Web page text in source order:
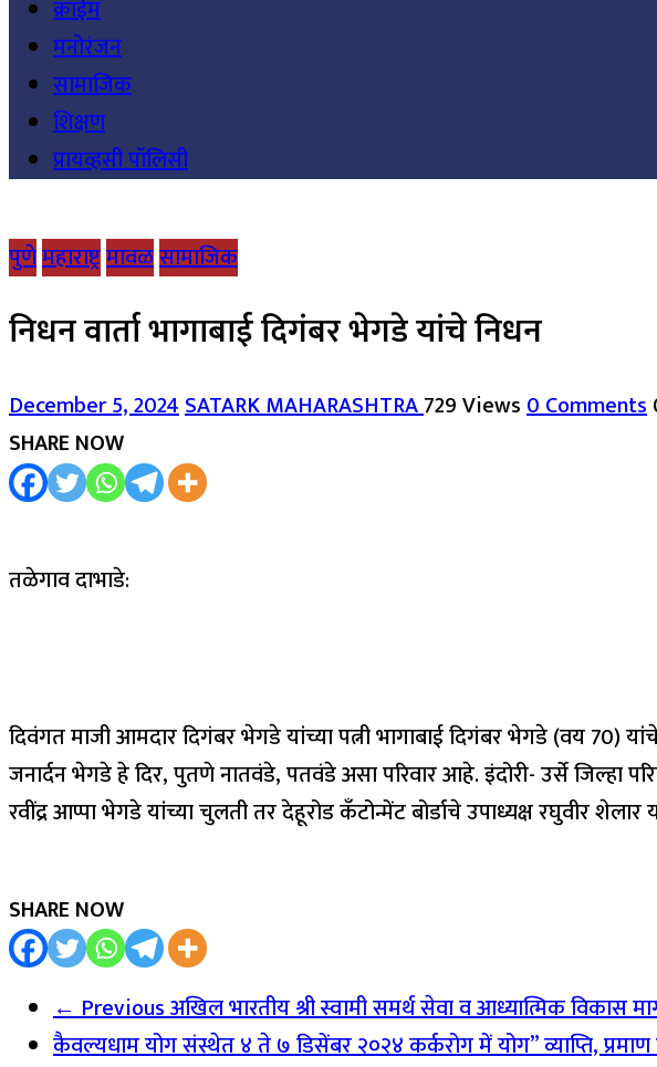
क्राईम
मनोरंजन
सामाजिक
शिक्षण
प्रायव्हसी पॉलिसी
पुणेमहाराष्ट्रमावळसामाजिक
निधन वार्ता भागाबाई दिगंबर भेगडे यांचे निधन
December 5, 2024SATARK MAHARASHTRA729 Views0 Comments
SHARE NOW
तळेगाव दाभाडे:
दिवंगत माजी आमदार दिगंबर भेगडे यांच्या पत्नी भागाबाई दिगंबर भेगडे (वय 70)
जनार्दन भेगडे हे दिर, पुतणे नातवंडे, पतवंडे असा परिवार आहे. इंदोरी- उर्से जिल्हा
रवींद्र आप्पा भेगडे यांच्या चुलती तर देहूरोड कँटोन्मेंट बोर्डाचे उपाध्यक्ष रघुवीर शेलार
SHARE NOW
← Previousअखिल भारतीय श्री स्वामी समर्थ सेवा व आध्यात्मिक विकास
कैवल्यधाम योग संस्थेत ४ ते ७ डिसेंबर २०२४ कर्करोग में योग” व्याप्ति,